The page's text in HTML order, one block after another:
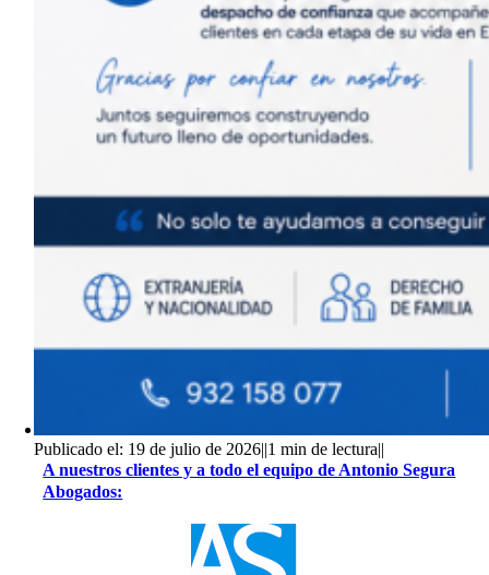
Publicado el: 19 de julio de 2026||1 min de lectura||
A nuestros clientes y a todo el equipo de Antonio Segura
Abogados: